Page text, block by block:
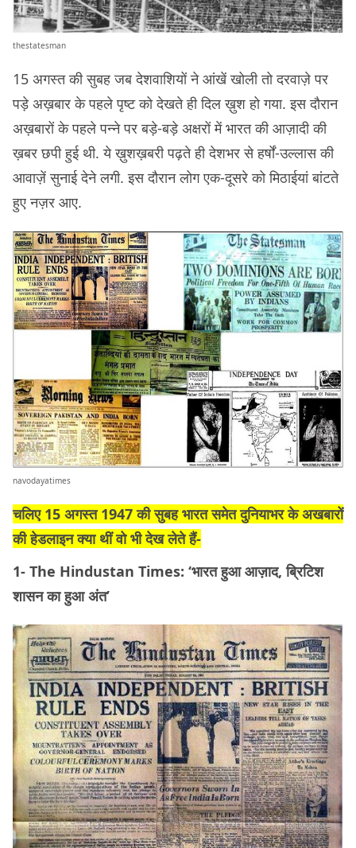
thestatesman
15 अगस्त की सुबह जब देशवाशियों ने आंखें खोली तो दरवाज़े पर
पड़े अख़बार के पहले पृष्ट को देखते ही दिल ख़ुश हो गया. इस दौरान
अख़बारों के पहले पन्ने पर बड़े-बड़े अक्षरों में भारत की आज़ादी की
ख़बर छपी हुई थी. ये ख़ुशख़बरी पढ़ते ही देशभर से हर्षों-उल्लास की
आवाज़ें सुनाई देने लगी. इस दौरान लोग एक-दूसरे को मिठाईयां बांटते
हुए नज़र आए.
navodayatimes
चलिए 15 अगस्त 1947 की सुबह भारत समेत दुनियाभर के अखबारों
की हेडलाइन क्या थीं वो भी देख लेते हैं-
1- The Hindustan Times: ‘भारत हुआ आज़ाद, ब्रिटिश
शासन का हुआ अंत’